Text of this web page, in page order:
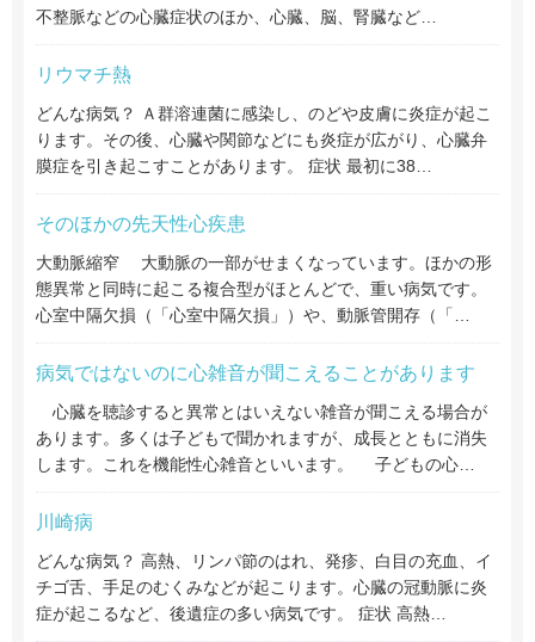
不整脈などの心臓症状のほか、心臓、脳、腎臓など…
リウマチ熱
どんな病気？ Ａ群溶連菌に感染し、のどや皮膚に炎症が起こ
ります。その後、心臓や関節などにも炎症が広がり、心臓弁
膜症を引き起こすことがあります。 症状 最初に38…
そのほかの先天性心疾患
大動脈縮窄 大動脈の一部がせまくなっています。ほかの形
態異常と同時に起こる複合型がほとんどで、重い病気です。
心室中隔欠損（「心室中隔欠損」）や、動脈管開存（「…
病気ではないのに心雑音が聞こえることがあります
心臓を聴診すると異常とはいえない雑音が聞こえる場合が
あります。多くは子どもで聞かれますが、成長とともに消失
します。これを機能性心雑音といいます。 子どもの心…
川崎病
どんな病気？ 高熱、リンパ節のはれ、発疹、白目の充血、イ
チゴ舌、手足のむくみなどが起こります。心臓の冠動脈に炎
症が起こるなど、後遺症の多い病気です。 症状 高熱…